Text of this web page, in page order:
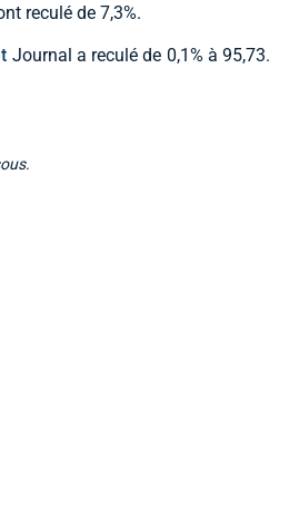
reculé de 7,3%.
Journal a reculé de 0,1% à 95,73.